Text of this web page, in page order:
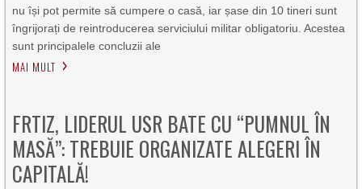
nu își pot permite să cumpere o casă, iar șase din 10 tineri sunt
îngrijorați de reintroducerea serviciului militar obligatoriu. Acestea
sunt principalele concluzii ale
MAI MULT
FRTIZ, LIDERUL USR BATE CU “PUMNUL ÎN
MASĂ”: TREBUIE ORGANIZATE ALEGERI ÎN
CAPITALĂ!